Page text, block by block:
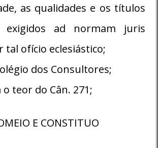
as qualidades e os títulos
exigidos ad normam juris
tal ofício eclesiástico;
dos Consultores;
o teor do Cân. 271;
E CONSTITUO